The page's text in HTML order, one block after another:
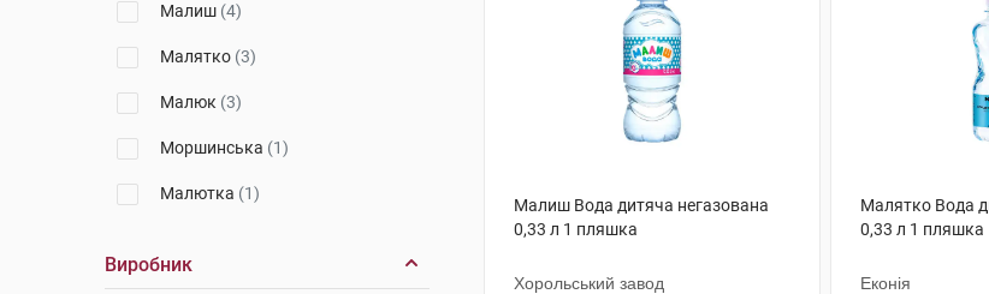
Малиш (4)
Малятко (3)
Малюк (3)
Моршинська (1)
Малютка (1)
Виробник
Малиш Вода дитяча негазована
0,33 л 1 пляшка
Хорольський завод
Малятко Вода
0,33 л 1 пляшка
Еконія